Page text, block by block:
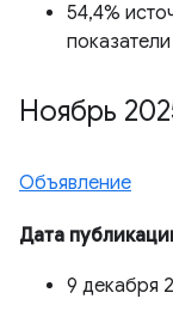
54,4%
показатели
Ноябрь
Объявление
Дата
9 декабря